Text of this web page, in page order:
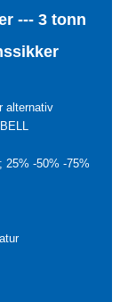
--- 3 tonn
alternativ
25% -50% -75%